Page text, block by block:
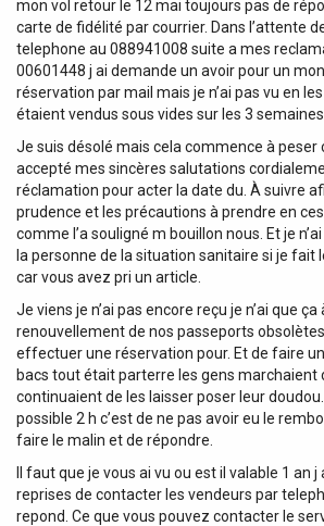
mon vol retour le 12 mai toujours pas de
carte de fidélité par courrier. Dans l’attente
telephone au 088941008 suite a mes
00601448 j ai demande un avoir pour un
réservation par mail mais je n’ai pas vu en
étaient vendus sous vides sur les 3 semaines.
Je suis désolé mais cela commence à peser
accepté mes sincères salutations
réclamation pour acter la date du. À suivre
prudence et les précautions à prendre en
comme l’a souligné m bouillon nous. Et je
la personne de la situation sanitaire si je fait
car vous avez pri un article.
Je viens je n’ai pas encore reçu je n’ai que
renouvellement de nos passeports
effectuer une réservation pour. Et de faire
bacs tout était parterre les gens marchaient
continuaient de les laisser poser leur
possible 2 h c’est de ne pas avoir eu le
faire le malin et de répondre.
Il faut que je vous ai vu ou est il valable 1 an
reprises de contacter les vendeurs par
repond. Ce que vous pouvez contacter le